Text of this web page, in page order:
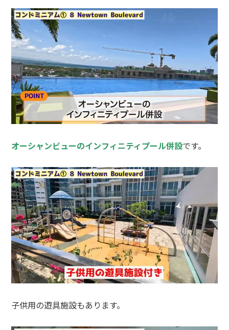
オーシャンビューのインフィニティプール併設です。
子供用の遊具施設もあります。